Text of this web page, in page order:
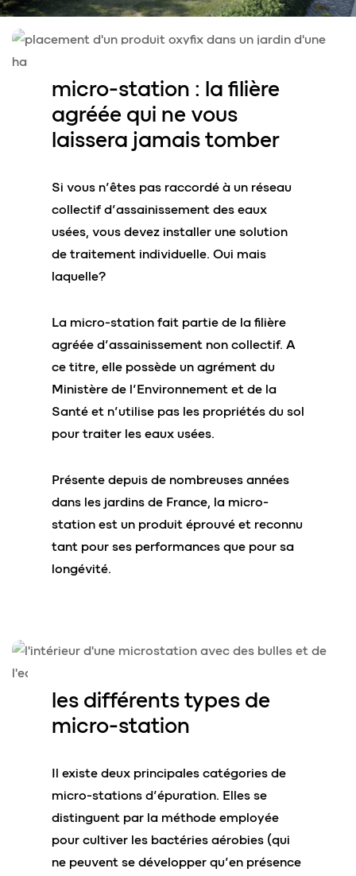
micro-station : la filière
agréée qui ne vous
laissera jamais tomber
Si vous n’êtes pas raccordé à un réseau
collectif d’assainissement des eaux
usées, vous devez installer une solution
de traitement individuelle. Oui mais
laquelle?
La micro-station fait partie de la filière
agréée d’assainissement non collectif. A
ce titre, elle possède un agrément du
Ministère de l’Environnement et de la
Santé et n’utilise pas les propriétés du sol
pour traiter les eaux usées.
Présente depuis de nombreuses années
dans les jardins de France, la micro-
station est un produit éprouvé et reconnu
tant pour ses performances que pour sa
longévité.
les différents types de
micro-station
Il existe deux principales catégories de
micro-stations d’épuration. Elles se
distinguent par la méthode employée
pour cultiver les bactéries aérobies (qui
ne peuvent se développer qu’en présence